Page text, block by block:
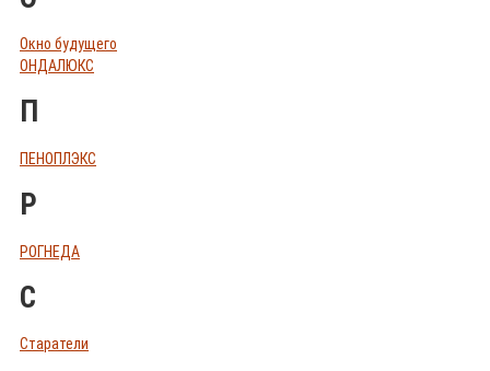
Окно будущего
ОНДАЛЮКС
П
ПЕНОПЛЭКС
Р
РОГНЕДА
С
Старатели